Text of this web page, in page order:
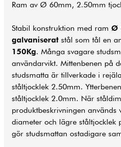
Ram av Ø 60mm, 2.50mm
Stabil konstruktion med ram Ø
galvaniserat stål som tål en
150Kg. Många svagare
användarvikt. Mittenbenen på
studsmatta är tillverkade i rejäla
ståltjocklek 2.50mm.
ståltjocklek 2.0mm. När
produktbeskrivningen används
diameter och lägre
gör studsmattan ostadigare